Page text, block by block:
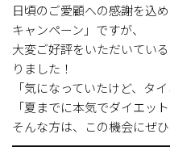
日頃のご愛顧への感謝を込
キャンペーン」ですが、
大変ご好評をいただいてい
りました！
「気になっていたけど、タ
「夏までに本気でダイエッ
そんな方は、この機会にぜ